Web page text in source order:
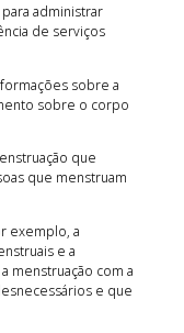
administrar
de serviços
sobre a
sobre o corpo
que
que menstruam
exemplo, a
e a
menstruação com a
e que